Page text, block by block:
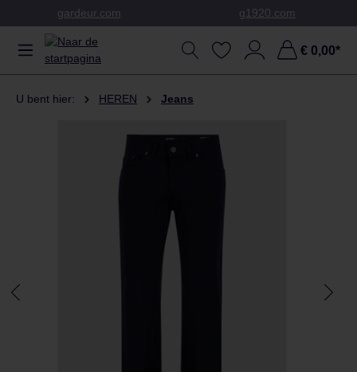
Ga naar de hoofdinhoud
gardeur.com g1920.com
€ 0,00*
U bent hier: HEREN Jeans